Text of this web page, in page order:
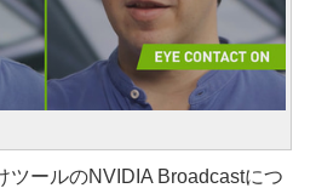
ールのNVIDIA Broadcastにつ